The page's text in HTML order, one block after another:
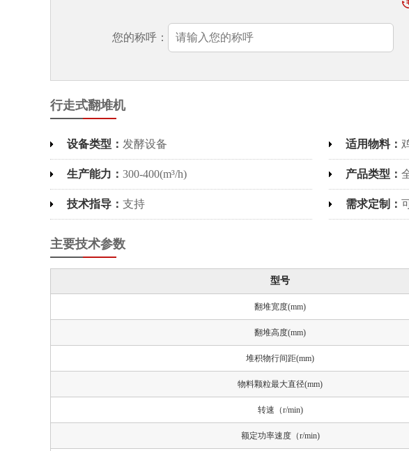
您的称呼：
行走式翻堆机
设备类型： 发酵设备 适用物料：
生产能力： 300-400(m³/h) 产品类型：
技术指导： 支持 需求定制：
主要技术参数
型号
翻堆宽度(mm)
翻堆高度(mm)
堆积物行间距(mm)
物料颗粒最大直径(mm)
转速（r/min)
额定功率速度（r/min)